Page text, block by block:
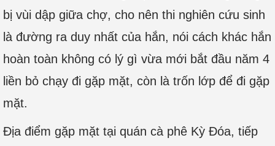
bị vùi dập giữa chợ, cho nên thi nghiên cứu sinh
là đường ra duy nhất của hắn, nói cách khác hắn
hoàn toàn không có lý gì vừa mới bắt đầu năm 4
liền bỏ chạy đi gặp mặt, còn là trốn lớp để đi gặp
mặt.
Địa điểm gặp mặt tại quán cà phê Kỳ Đóa, tiếp